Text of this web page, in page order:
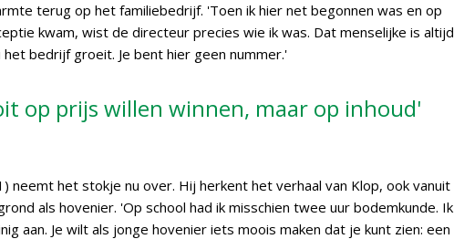
terug op het familiebedrijf. 'Toen ik hier net begonnen was en op
kwam, wist de directeur precies wie ik was. Dat menselijke is altijd
het bedrijf groeit. Je bent hier geen nummer.'
op prijs willen winnen, maar op inhoud'
neemt het stokje nu over. Hij herkent het verhaal van Klop, ook vanuit
als hovenier. 'Op school had ik misschien twee uur bodemkunde. Ik
aan. Je wilt als jonge hovenier iets moois maken dat je kunt zien: een